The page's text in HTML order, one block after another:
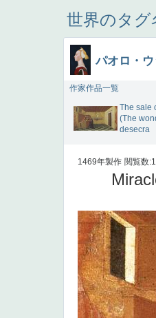
世界のタグ
パオロ・
作家作品一覧
The sale
(The
desecra
1469年製作 閲覧数